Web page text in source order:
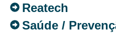
Reatech
Saúde /